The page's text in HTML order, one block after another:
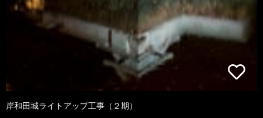
岸和田城ライトアップ工事（２期）